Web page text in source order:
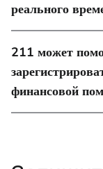
реального
211 может
финансовой